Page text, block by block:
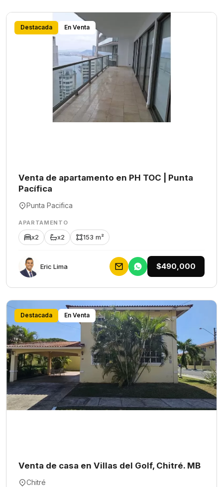
Destacada En Venta
Venta de apartamento en PH TOC | Punta
Pacífica
Punta Pacifica
APARTAMENTO
x2 x2 153 m²
Eric Lima $490,000
Destacada En Venta
Venta de casa en Villas del Golf, Chitré. MB
Chitré